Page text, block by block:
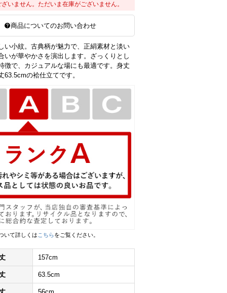
いません。ただいま在庫がございません。
商品についてのお問い合わせ
い小紋。古典柄が魅力で、正絹素材と淡い
いが華やかさを演出します。ざっくりとし
徴で、カジュアルな場にも最適です。身丈
63.5cmの袷仕立てです。
いて詳しくは こちらをご覧ください。
157cm
63.5cm